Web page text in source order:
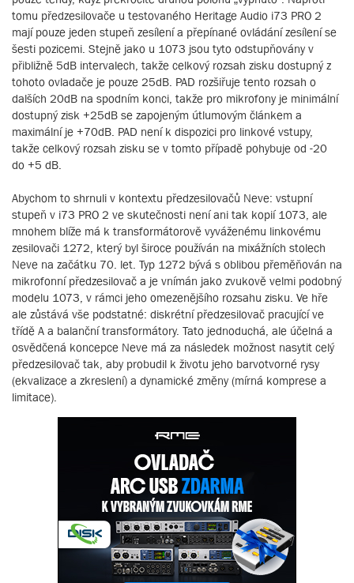
tomu předzesilovače u testovaného Heritage Audio i73 PRO 2
mají pouze jeden stupeň zesílení a přepínané ovládání zesílení se
šesti pozicemi. Stejně jako u 1073 jsou tyto odstupňovány v
přibližně 5dB intervalech, takže celkový rozsah zisku dostupný z
tohoto ovladače je pouze 25dB. PAD rozšiřuje tento rozsah o
dalších 20dB na spodním konci, takže pro mikrofony je minimální
dostupný zisk +25dB se zapojeným útlumovým článkem a
maximální je +70dB. PAD není k dispozici pro linkové vstupy,
takže celkový rozsah zisku se v tomto případě pohybuje od -20
do +5 dB.
Abychom to shrnuli v kontextu předzesilovačů Neve: vstupní
stupeň v i73 PRO 2 ve skutečnosti není ani tak kopií 1073, ale
mnohem blíže má k transformátorově vyváženému linkovému
zesilovači 1272, který byl široce používán na mixážních stolech
Neve na začátku 70. let. Typ 1272 bývá s oblibou přeměňován na
mikrofonní předzesilovač a je vnímán jako zvukově velmi podobný
modelu 1073, v rámci jeho omezenějšího rozsahu zisku. Ve hře
ale zůstává vše podstatné: diskrétní předzesilovač pracující ve
třídě A a balanční transformátory. Tato jednoduchá, ale účelná a
osvědčená koncepce Neve má za následek možnost nasytit celý
předzesilovač tak, aby probudil k životu jeho barvotvorné rysy
(ekvalizace a zkreslení) a dynamické změny (mírná komprese a
limitace).